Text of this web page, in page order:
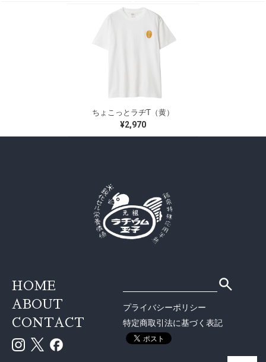
ちょこっとラヂT（黄）
¥2,970
HOME
ABOUT
CONTACT
プライバシーポリシー
特定商取引法に基づく表記